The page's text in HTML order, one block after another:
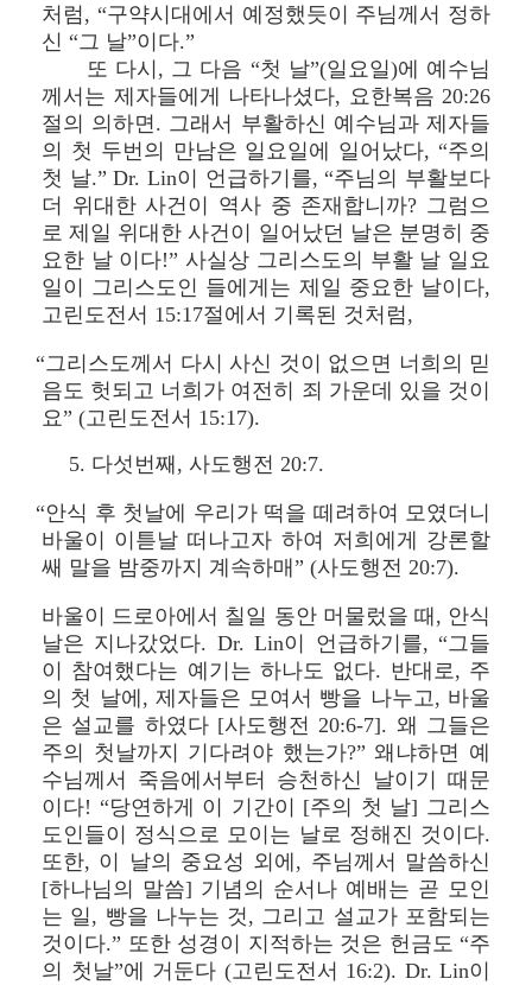
처럼, “구약시대에서 예정했듯이 주님께서 정하
신 “그 날”이다.”
또 다시, 그 다음 “첫 날”(일요일)에 예수님
께서는 제자들에게 나타나셨다, 요한복음 20:26
절의 의하면. 그래서 부활하신 예수님과 제자들
의 첫 두번의 만남은 일요일에 일어났다, “주의
첫 날.” Dr. Lin이 언급하기를, “주님의 부활보다
더 위대한 사건이 역사 중 존재합니까? 그럼으
로 제일 위대한 사건이 일어났던 날은 분명히 중
요한 날 이다!” 사실상 그리스도의 부활 날 일요
일이 그리스도인 들에게는 제일 중요한 날이다,
고린도전서 15:17절에서 기록된 것처럼,
“그리스도께서 다시 사신 것이 없으면 너희의 믿
음도 헛되고 너희가 여전히 죄 가운데 있을 것이
요” (고린도전서 15:17).
5. 다섯번째, 사도행전 20:7.
“안식 후 첫날에 우리가 떡을 떼려하여 모였더니
바울이 이튿날 떠나고자 하여 저희에게 강론할
쌔 말을 밤중까지 계속하매” (사도행전 20:7).
바울이 드로아에서 칠일 동안 머물렀을 때, 안식
날은 지나갔었다. Dr. Lin이 언급하기를, “그들
이 참여했다는 예기는 하나도 없다. 반대로, 주
의 첫 날에, 제자들은 모여서 빵을 나누고, 바울
은 설교를 하였다 [사도행전 20:6-7]. 왜 그들은
주의 첫날까지 기다려야 했는가?” 왜냐하면 예
수님께서 죽음에서부터 승천하신 날이기 때문
이다! “당연하게 이 기간이 [주의 첫 날] 그리스
도인들이 정식으로 모이는 날로 정해진 것이다.
또한, 이 날의 중요성 외에, 주님께서 말씀하신
[하나님의 말씀] 기념의 순서나 예배는 곧 모인
는 일, 빵을 나누는 것, 그리고 설교가 포함되는
것이다.” 또한 성경이 지적하는 것은 헌금도 “주
의 첫날”에 거둔다 (고린도전서 16:2). Dr. Lin이